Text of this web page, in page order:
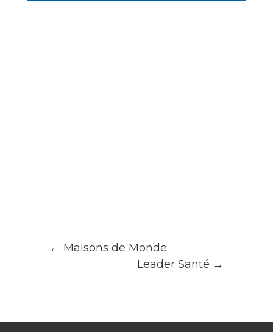
← Maisons de Monde
Leader Santé →